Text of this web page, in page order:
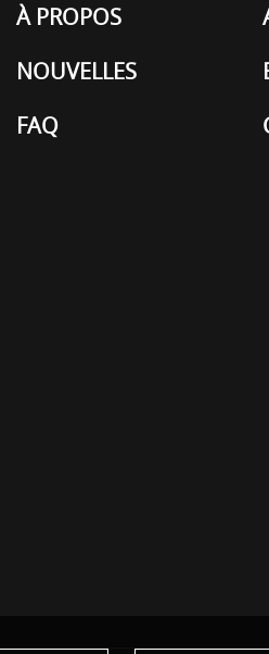
À PROPOS
NOUVELLES
FAQ